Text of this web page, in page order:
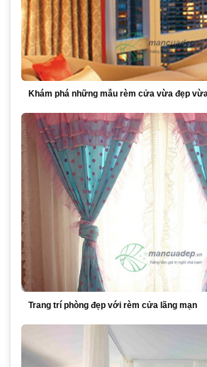
Khám phá những mẫu rèm cửa vừa đẹp
Trang trí phòng đẹp với rèm cửa lãng mạn